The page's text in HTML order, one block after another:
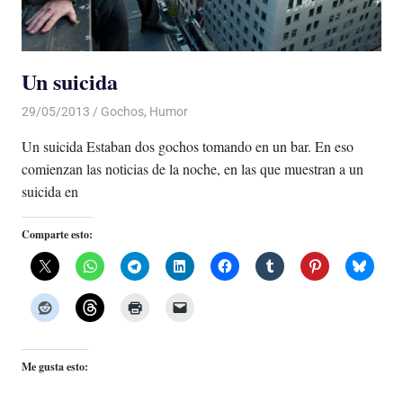
Un suicida
29/05/2013 Luis Castellanos
Gochos, Humor
Un suicida Estaban dos gochos tomando en un bar. En eso
comienzan las noticias de la noche, en las que muestran a un
suicida en
Comparte esto:
Me gusta esto: